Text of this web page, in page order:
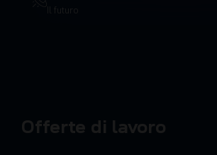
Il futuro
Offerte di lavoro